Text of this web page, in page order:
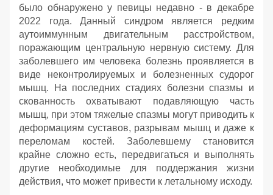
было обнаружено у певицы недавно - в декабре
2022 года. Данный синдром является редким
аутоиммунным двигательным расстройством,
поражающим центральную нервную систему. Для
заболевшего им человека болезнь проявляется в
виде неконтролируемых и болезненных судорог
мышц. На последних стадиях болезни спазмы и
скованность охватывают подавляющую часть
мышц, при этом тяжелые спазмы могут приводить к
деформациям суставов, разрывам мышц и даже к
переломам костей. Заболевшему становится
крайне сложно есть, передвигаться и выполнять
другие необходимые для поддержания жизни
действия, что может привести к летальному исходу.